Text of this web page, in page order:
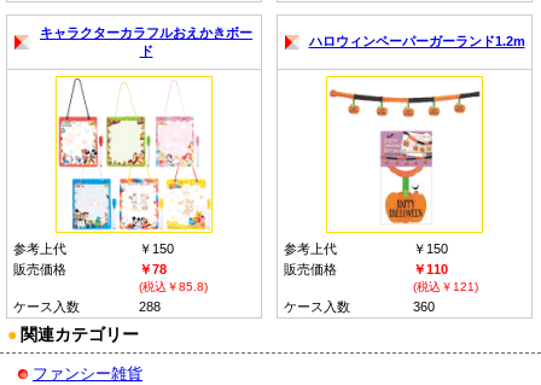
キャラクターカラフルおえかきボー
ド
参考上代
￥150
販売価格
￥78
(税込￥85.8)
ケース入数 288
ハロウィンペーパーガーランド1.2m
参考上代
￥150
販売価格
￥110
(税込￥121)
ケース入数 360
● 関連カテゴリー
ファンシー雑貨